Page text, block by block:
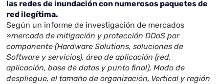
las redes de inundación con numerosos paquetes de
red ilegítima.
Según un informe de investigación de mercados
»mercado de mitigación y protección DDoS por
componente (Hardware Solutions, soluciones de
Software y servicios), área de aplicación (red,
aplicación, base de datos y punto final), Modo de
despliegue, el tamaño de organización, Vertical y región